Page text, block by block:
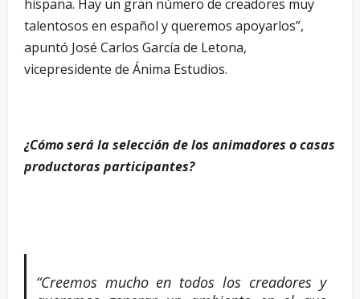
hispana. Hay un gran número de creadores muy
talentosos en español y queremos apoyarlos”,
apuntó José Carlos García de Letona,
vicepresidente de Ánima Estudios.
¿Cómo será la selección de los animadores o casas
productoras participantes?
“Creemos mucho en todos los creadores y